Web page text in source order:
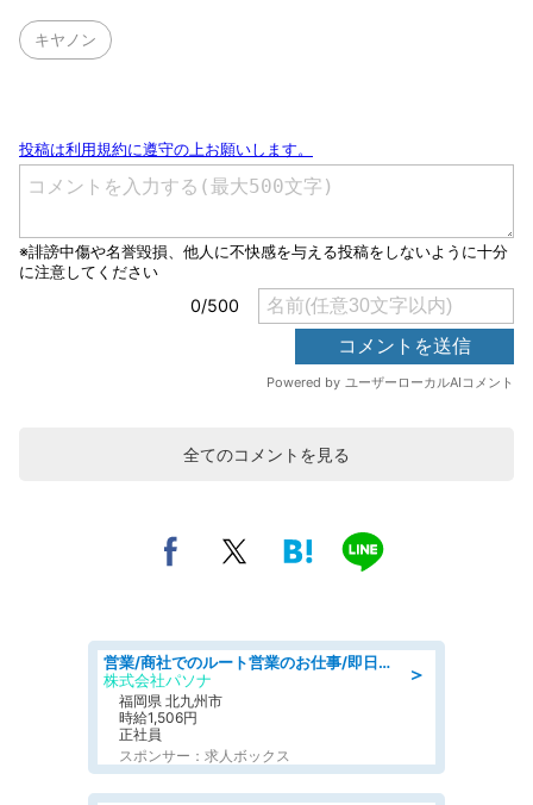
キヤノン
全てのコメントを見る
＞
営業/商社でのルート営業のお仕事/即日勤務可/車通勤可/営業
株式会社パソナ
福岡県 北九州市
時給1,506円
正社員
スポンサー：求人ボックス